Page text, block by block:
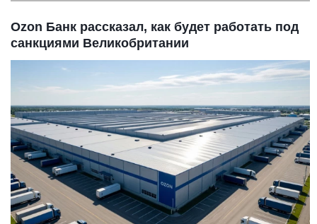
Ozon Банк рассказал, как будет работать под
санкциями Великобритании